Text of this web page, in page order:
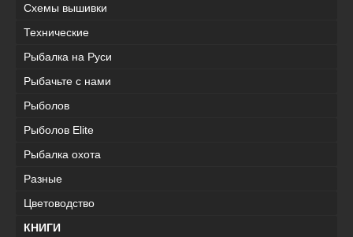
Схемы вышивки
Технические
Рыбалка на Руси
Рыбачьте с нами
Рыболов
Рыболов Elite
Рыбалка охота
Разные
Цветоводство
КНИГИ